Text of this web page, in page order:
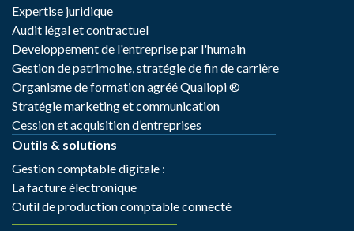
Expertise juridique
Audit légal et contractuel
Developpement de l'entreprise par l'humain
Gestion de patrimoine, stratégie de fin de carrière
Organisme de formation agréé Qualiopi ®
Stratégie marketing et communication
Cession et acquisition d’entreprises
Outils & solutions
Gestion comptable digitale :
La facture électronique
Outil de production comptable connecté